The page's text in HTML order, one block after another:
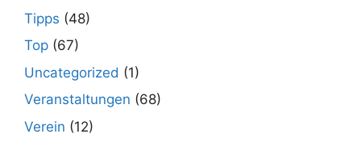
Tipps (48)
Top (67)
Uncategorized (1)
Veranstaltungen (68)
Verein (12)